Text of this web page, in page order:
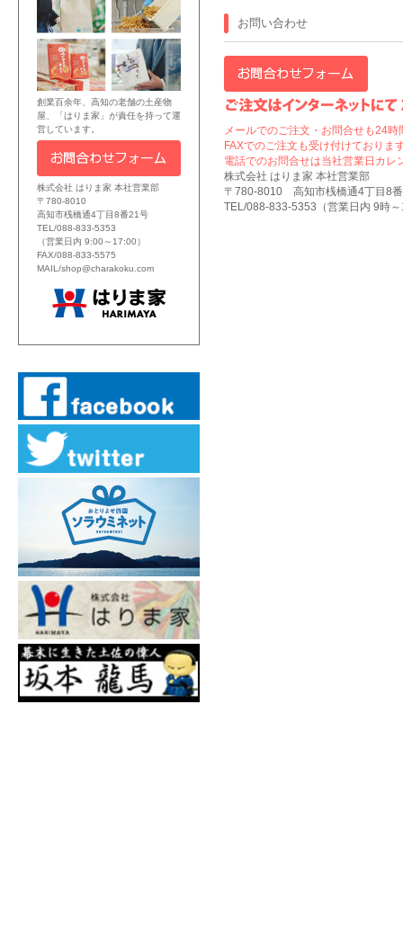
お問い合わせ
メールでのご注文・お問合せも24
FAXでのご注文も受け付けておりま
電話でのお問合せは当社営業日カレ
株式会社 はりま家 本社営業部
〒780-8010 高知市桟橋通4丁目8
TEL/088-833-5353（営業日内 9時
創業百余年、高知の老舗の土産物
屋、「はりま家」が責任を持って運
営しています。
株式会社 はりま家 本社営業部
〒780-8010
高知市桟橋通4丁目8番21号
TEL/088-833-5353
（営業日内 9:00～17:00）
FAX/088-833-5575
MAIL/shop@charakoku.com